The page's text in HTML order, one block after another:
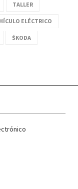
TALLER
ELÉCTRICO
ŠKODA